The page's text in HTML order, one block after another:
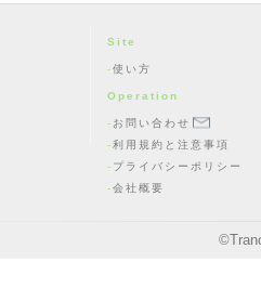
Site
使い方
Operation
お問い合わせ
利用規約と注意事項
プライバシーポリシー
会社概要
©